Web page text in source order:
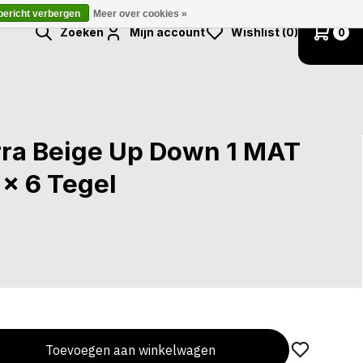
Zoeken Mijn account Wishlist (0) 0
Beige Up Down 1 MAT
6 Tegel
Toevoegen aan winkelwagen
verbergen Meer over cookies »